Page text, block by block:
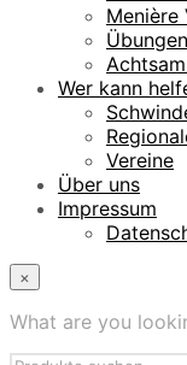
Menière
Wer kann
Vereine
Über uns
Impressum
×
What are you